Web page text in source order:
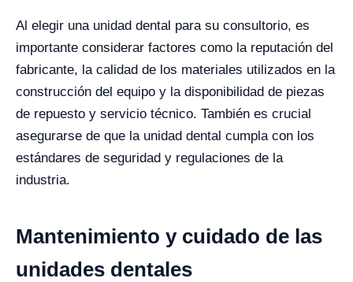
Al elegir una unidad dental para su consultorio, es
importante considerar factores como la reputación del
fabricante, la calidad de los materiales utilizados en la
construcción del equipo y la disponibilidad de piezas
de repuesto y servicio técnico. También es crucial
asegurarse de que la unidad dental cumpla con los
estándares de seguridad y regulaciones de la
industria.
Mantenimiento y cuidado de las
unidades dentales